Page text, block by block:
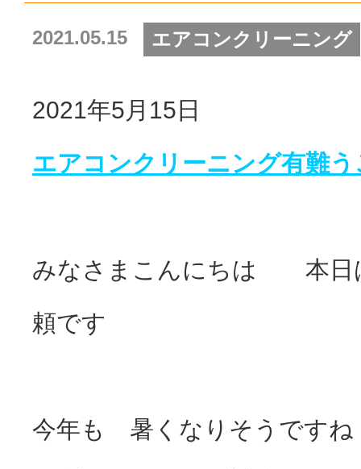
2021.05.15 エアコンクリーニング
2021年5月15日
エアコンクリーニング有難
みなさまこんにちは 本日
頼です
今年も 暑くなりそうで